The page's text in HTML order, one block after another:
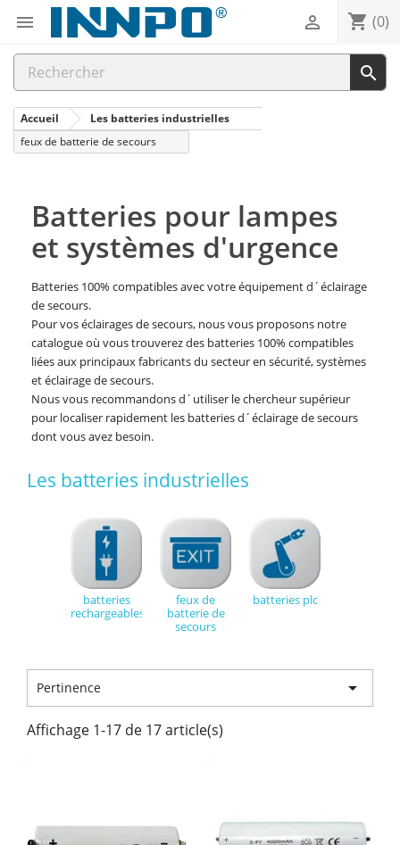
 shopping_cart (0)


Accueil
Les batteries industrielles
feux de batterie de secours
Batteries pour lampes
et systèmes d'urgence
Batteries 100% compatibles avec votre équipement d´éclairage
de secours.
Pour vos éclairages de secours, nous vous proposons notre
catalogue où vous trouverez des batteries 100% compatibles
liées aux principaux fabricants du secteur en sécurité, systèmes
et éclairage de secours.
Nous vous recommandons d´utiliser le chercheur supérieur
pour localiser rapidement les batteries d´éclairage de secours
dont vous avez besoin.
Les batteries industrielles
batteries
rechargeables
feux de
batterie de
secours
batteries plc
Pertinence 
Affichage 1-17 de 17 article(s)